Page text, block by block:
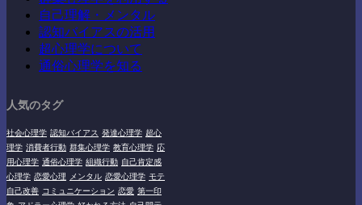
自己理解・メンタル
認知バイアスの活用
超心理学について
通俗心理学を知る
人気のタグ
社会心理学 認知バイアス 発達心理学 超心
理学 消費者行動 群集心理学 教育心理学 応
用心理学 通俗心理学 組織行動 自己肯定感
心理学 恋愛心理 メンタル 恋愛心理学 モテ
自己改善 コミュニケーション 恋愛 第一印